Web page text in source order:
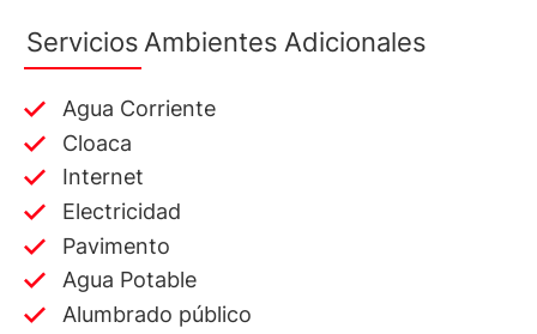
Servicios Ambientes Adicionales
Agua Corriente
Cloaca
Internet
Electricidad
Pavimento
Agua Potable
Alumbrado público